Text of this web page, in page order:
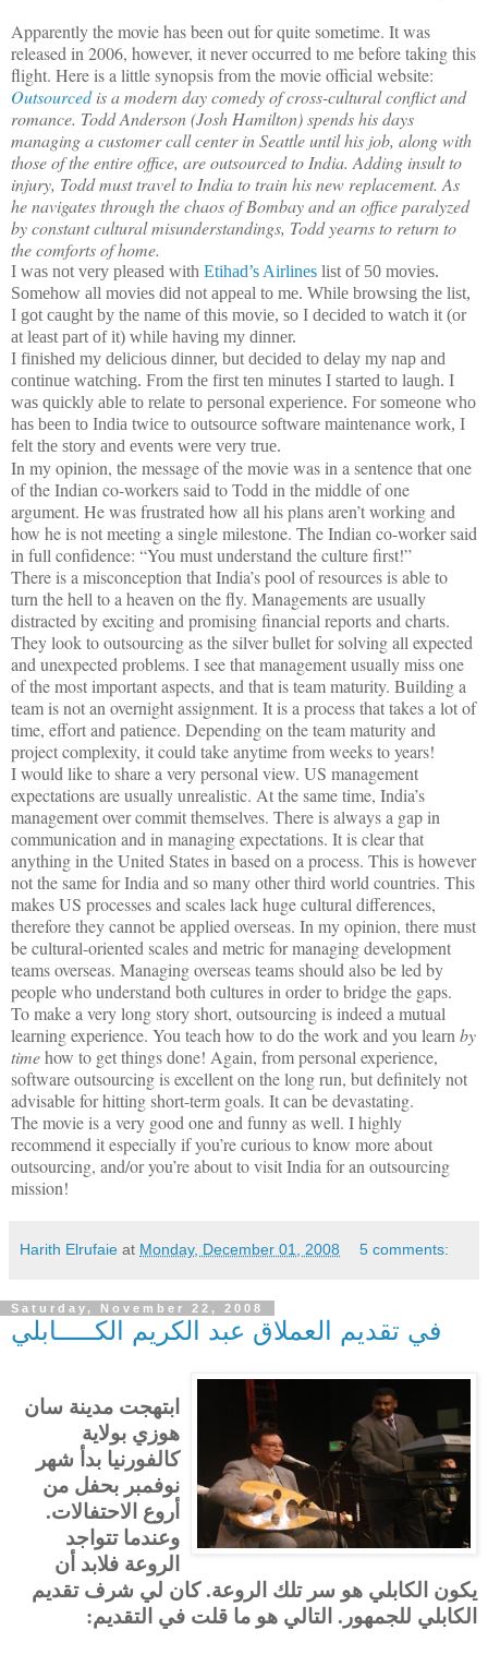
Apparently the movie has been out for quite sometime. It was
released in 2006, however, it never occurred to me before taking this
flight. Here is a little synopsis from the movie official website:
Outsourced is a modern day comedy of cross-cultural conflict and
romance. Todd Anderson (Josh Hamilton) spends his days
managing a customer call center inSeattleuntil his job, along with
those of the entire office, are outsourced toIndia. Adding insult to
injury, Todd must travel toIndiato train his new replacement. As
he navigates through the chaos ofBombayand an office paralyzed
by constant cultural misunderstandings, Todd yearns to return to
the comforts of home.
I was not very pleased with Etihad’s Airlines list of 50 movies.
Somehow all movies did not appeal to me. While browsing the list,
I got caught by the name of this movie, so I decided to watch it (or
at least part of it) while having my dinner.
I finished my delicious dinner, but decided to delay my nap and
continue watching. From the first ten minutes I started to laugh. I
was quickly able to relate to personal experience. For someone who
has been to India twice to outsource software maintenance work, I
felt the story and events were very true.
In my opinion, the message of the movie was in a sentence that one
of the Indian co-workers said to Todd in the middle of one
argument. He was frustrated how all his plans aren’t working and
how he is not meeting a single milestone. The Indian co-worker said
in full confidence: “You must understand the culture first!”
There is a misconception thatIndia’s pool of resources is able to
turn the hell to a heaven on the fly. Managements are usually
distracted by exciting and promising financial reports and charts.
They look to outsourcing as the silver bullet for solving all expected
and unexpected problems. I see that management usually miss one
of the most important aspects, and that is team maturity. Building a
team is not an overnight assignment. It is a process that takes a lot of
time, effort and patience. Depending on the team maturity and
project complexity, it could take anytime from weeks to years!
I would like to share a very personal view. US management
expectations are usually unrealistic. At the same time, India’s
management over commit themselves. There is always a gap in
communication and in managing expectations. It is clear that
anything in theUnited Statesin based on a process. This is however
not the same forIndiaand so many other third world countries. This
makes US processes and scales lack huge cultural differences,
therefore they cannot be applied overseas. In my opinion, there must
be cultural-oriented scales and metric for managing development
teams overseas. Managing overseas teams should also be led by
people who understand both cultures in order to bridge the gaps.
To make a very long story short, outsourcing is indeed a mutual
learning experience. You teach how to do the work and you learnby
timehow to get things done! Again, from personal experience,
software outsourcing is excellent on the long run, but definitely not
advisable for hitting short-term goals. It can be devastating.
The movie is a very good one and funny as well. I highly
recommend it especially if you’re curious to know more about
outsourcing, and/or you’re about to visitIndiafor an outsourcing
mission!
Harith Elrufaie at Monday, December 01, 2008 5 comments:
Saturday, November 22, 2008
في تقديم العملاق عبد الكريم الكـــــابلي
ابتهجت مدينة سان
هوزي بولاية
كالفورنيا بدأ شهر
نوفمبر بحفل من
أروع الاحتفالات.
وعندما تتواجد
الروعة فلابد أن
يكون الكابلي هو سر تلك الروعة. كان لي شرف تقديم
الكابلي للجمهور. التالي هو ما قلت في التقديم: